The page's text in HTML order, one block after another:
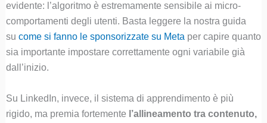
evidente: l’algoritmo è estremamente sensibile ai micro-
comportamenti degli utenti. Basta leggere la nostra guida
su come si fanno le sponsorizzate su Meta per capire quanto
sia importante impostare correttamente ogni variabile già
dall’inizio.
Su LinkedIn, invece, il sistema di apprendimento è più
rigido, ma premia fortemente l’allineamento tra contenuto,